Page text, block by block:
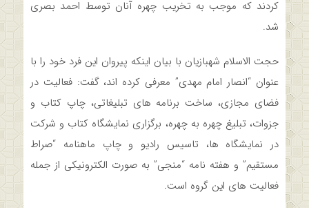
کردند که موجب به تخریب چهره آنان توسط احمد بصری
شد.
حجت الاسلام شهبازیان با بیان اینکه پیروان این فرد خود را با
عنوان “انصار امام مهدی” معرفی کرده اند، گفت: فعالیت در
فضای مجازی، ساخت برنامه های تبلیغاتی، چاپ کتاب و
جزوات، تبلیغ چهره به چهره، برگزاری نمایشگاه کتاب و شرکت
در نمایشگاه ها، تاسیس رادیو و چاپ ماهنامه “صراط
مستقیم” و هفته نامه “منجی” به صورت الکترونیکی از جمله
فعالیت های این گروه است.